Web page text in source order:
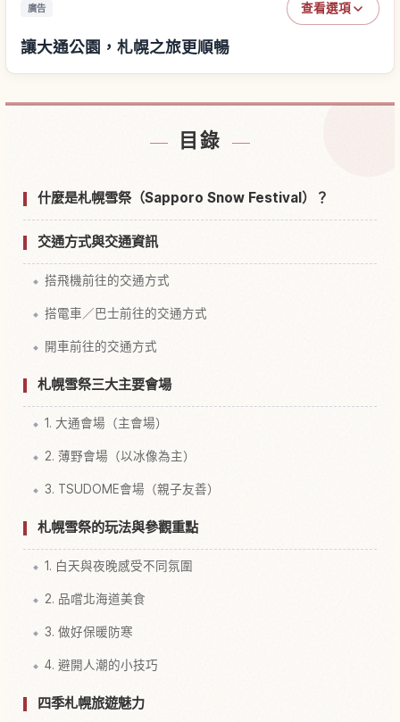
廣告 查看選項
讓大通公園，札幌之旅更順暢
目錄
什麼是札幌雪祭（Sapporo Snow Festival）？
交通方式與交通資訊
搭飛機前往的交通方式
搭電車／巴士前往的交通方式
開車前往的交通方式
札幌雪祭三大主要會場
1. 大通會場（主會場）
2. 薄野會場（以冰像為主）
3. TSUDOME會場（親子友善）
札幌雪祭的玩法與參觀重點
1. 白天與夜晚感受不同氛圍
2. 品嚐北海道美食
3. 做好保暖防寒
4. 避開人潮的小技巧
四季札幌旅遊魅力